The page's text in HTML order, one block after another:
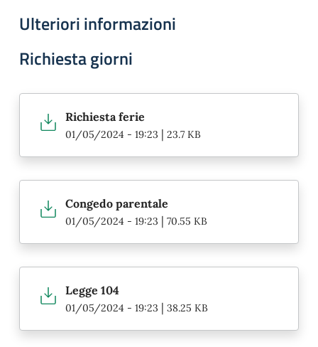
Ulteriori informazioni
Richiesta giorni
Richiesta ferie
01/05/2024 - 19:23 | 23.7 KB
Congedo parentale
01/05/2024 - 19:23 | 70.55 KB
Legge 104
01/05/2024 - 19:23 | 38.25 KB